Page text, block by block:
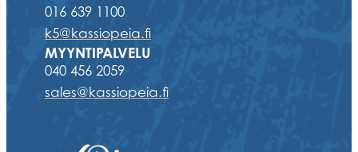
016 639 1100
k5@kassiopeia.fi
MYYNTIPALVELU
040 456 2059
sales@kassiopeia.fi